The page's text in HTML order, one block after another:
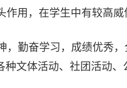
用，在学生中有较高威
，勤奋学习，成绩优秀
种文体活动、社团活动、